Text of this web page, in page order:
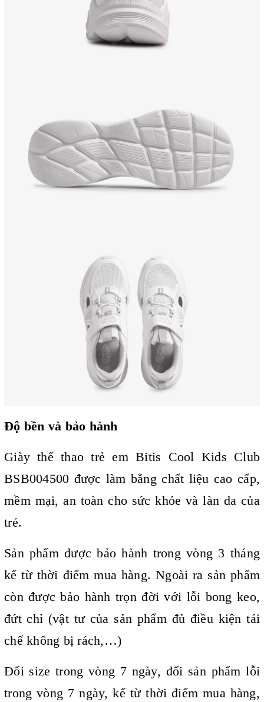
Độ bền và bảo hành
Giày thể thao trẻ em Bitis Cool Kids Club
BSB004500 được làm bằng chất liệu cao cấp,
mềm mại, an toàn cho sức khỏe và làn da của
trẻ.
Sản phẩm được bảo hành trong vòng 3 tháng
kể từ thời điểm mua hàng. Ngoài ra sản phẩm
còn được bảo hành trọn đời với lỗi bong keo,
đứt chỉ (vật tư của sản phẩm đủ điều kiện tái
chế không bị rách,…)
Đổi size trong vòng 7 ngày, đổi sản phẩm lỗi
trong vòng 7 ngày, kể từ thời điểm mua hàng,